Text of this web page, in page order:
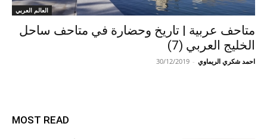
العالم العربي
متاحف عربية | تاريخ وحضارة في متاحف ساحل
الخليج العربي (7)
احمد شكري الريماوي -
30/12/2019
MOST READ